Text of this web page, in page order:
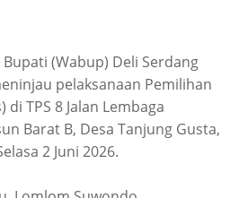
Bupati (Wabup) Deli Serdang
pelaksanaan Pemilihan
di TPS 8 Jalan Lembaga
Barat B, Desa Tanjung Gusta,
2 Juni 2026.